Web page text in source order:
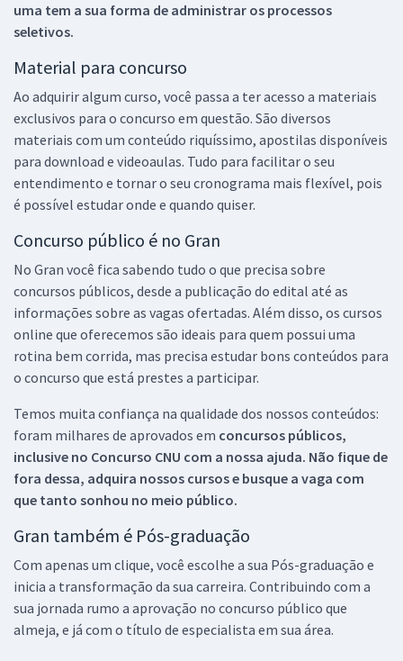
uma tem a sua forma de administrar os processos
seletivos.
Material para concurso
Ao adquirir algum curso, você passa a ter acesso a materiais
exclusivos para o concurso em questão. São diversos
materiais com um conteúdo riquíssimo, apostilas disponíveis
para download e videoaulas. Tudo para facilitar o seu
entendimento e tornar o seu cronograma mais flexível, pois
é possível estudar onde e quando quiser.
Concurso público é no Gran
No Gran você fica sabendo tudo o que precisa sobre
concursos públicos, desde a publicação do edital até as
informações sobre as vagas ofertadas. Além disso, os cursos
online que oferecemos são ideais para quem possui uma
rotina bem corrida, mas precisa estudar bons conteúdos para
o concurso que está prestes a participar.
Temos muita confiança na qualidade dos nossos conteúdos:
foram milhares de aprovados em concursos públicos,
inclusive no Concurso CNU com a nossa ajuda. Não fique de
fora dessa, adquira nossos cursos e busque a vaga com
que tanto sonhou no meio público.
Gran também é Pós-graduação
Com apenas um clique, você escolhe a sua Pós-graduação e
inicia a transformação da sua carreira. Contribuindo com a
sua jornada rumo a aprovação no concurso público que
almeja, e já com o título de especialista em sua área.